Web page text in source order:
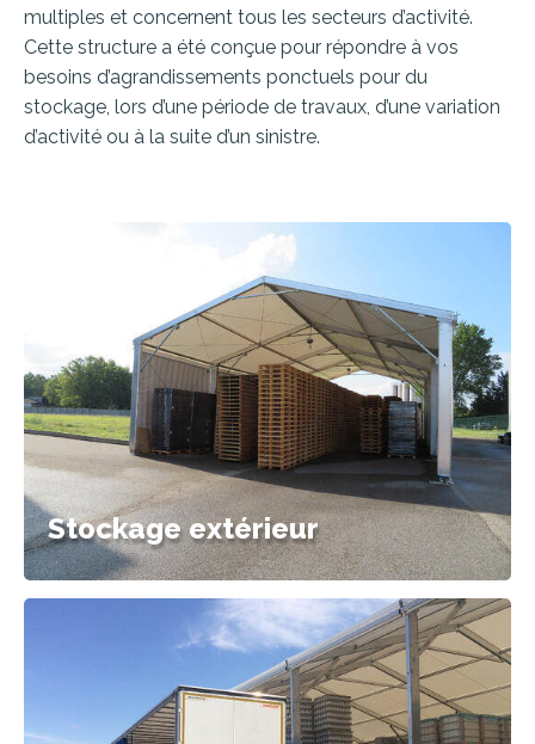
multiples et concernent tous les secteurs d’activité.
Cette structure a été conçue pour répondre à vos
besoins d’agrandissements ponctuels pour du
stockage, lors d’une période de travaux, d’une variation
d’activité ou à la suite d’un sinistre.
Stockage extérieur